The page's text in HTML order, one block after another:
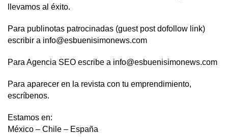
llevamos al éxito.
Para publinotas patrocinadas (guest post dofollow link)
escribir a info@esbuenisimonews.com
Para Agencia SEO escribe a info@esbuenisimonews.com
Para aparecer en la revista con tu emprendimiento,
escríbenos.
Estamos en:
México – Chile – España